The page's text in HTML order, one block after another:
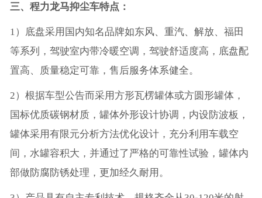
三、程力龙马抑尘车特点：
1）底盘采用国内知名品牌如东风、重汽、解放、福田
等系列，驾驶室内带冷暖空调，驾驶舒适度高，底盘配
置高、质量稳定可靠，售后服务体系健全。
2）根据车型公告而采用方形瓦楞罐体或方圆形罐体，
国标优质碳钢材质，罐体外形设计协调，内设防波板，
罐体采用有限元分析方法优化设计，充分利用车载空
间，水罐容积大，并通过了严格的可靠性试验，罐体内
部做防腐防锈处理，更加经久耐用。